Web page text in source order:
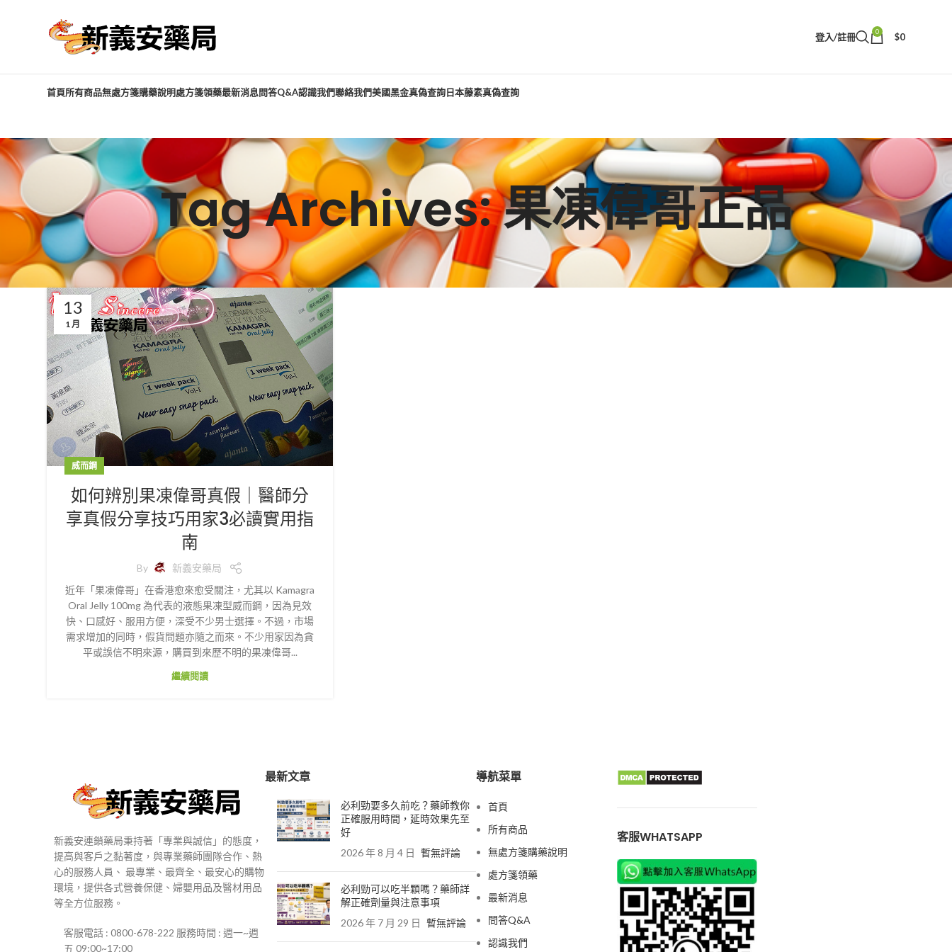
登入/註冊 0 $0
首頁所有商品無處方箋購藥說明處方箋領藥最新消息問答Q&A認識我們聯絡我們美國黑金真偽查詢日本藤素真偽查詢
Tag Archives: 果凍偉哥正品
13
1 月
威而鋼
如何辨別果凍偉哥真假｜醫師分
享真假分享技巧用家3必讀實用指
南
By
新義安藥局
近年「果凍偉哥」在香港愈來愈受關注，尤其以 Kamagra
Oral Jelly 100mg 為代表的液態果凍型威而鋼，因為見效
快、口感好、服用方便，深受不少男士選擇。不過，市場
需求增加的同時，假貨問題亦隨之而來。不少用家因為貪
平或誤信不明來源，購買到來歷不明的果凍偉哥...
繼續閱讀
新義安連鎖藥局秉持著「專業與誠信」的態度，
提高與客戶之黏著度，與專業藥師團隊合作、熱
心的服務人員、 最專業、最齊全、最安心的購物
環境，提供各式營養保健、婦嬰用品及醫材用品
等全方位服務。
客服電話 : 0800-678-222 服務時間 : 週一~週
五 09:00~17:00
最新文章
必利勁要多久前吃？藥師教你
正確服用時間，延時效果先至
好
2026 年 8 月 4 日 暫無評論
必利勁可以吃半顆嗎？藥師詳
解正確劑量與注意事項
2026 年 7 月 29 日 暫無評論
導航菜單
首頁
所有商品
無處方箋購藥說明
處方箋領藥
最新消息
問答Q&A
認識我們
客服WHATSAPP